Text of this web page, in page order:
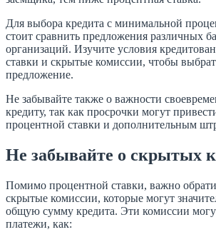
Для выбора кредита с минимальной
стоит сравнить предложения различных
организаций. Изучите условия
ставки и скрытые комиссии, чтобы
предложение.
Не забывайте также о важности
кредиту, так как просрочки могут
процентной ставки и дополнительным
Не забывайте о скрытых
Помимо процентной ставки, важно
скрытые комиссии, которые могут
общую сумму кредита. Эти комиссии
платежи, как: